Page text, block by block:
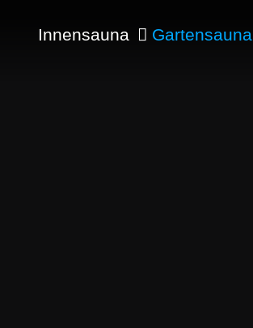
Innensauna Gartensauna